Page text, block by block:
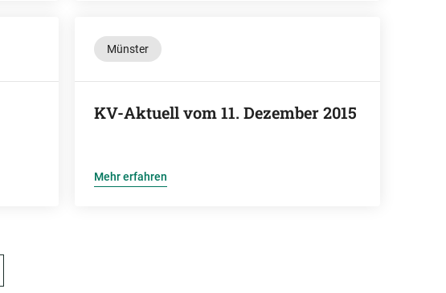
Münster
KV-Aktuell vom 11. Dezember 2015
Mehr erfahren